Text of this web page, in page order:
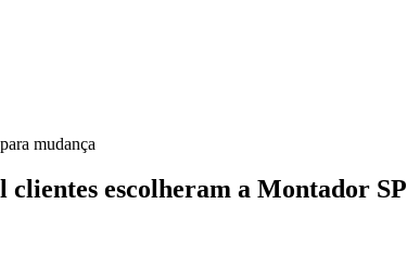
mudança
clientes escolheram a Montador SP